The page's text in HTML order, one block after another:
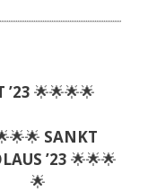
’23 🌟🌟🌟🌟
SANKT
’23 🌟🌟🌟
🌟